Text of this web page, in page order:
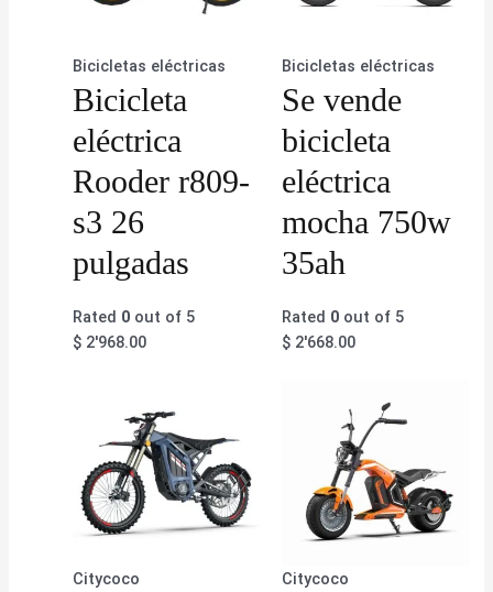
Bicicletas eléctricas
Bicicleta
eléctrica
Rooder r809-
s3 26
pulgadas
Rated 0 out of 5
$ 2'968.00
Bicicletas eléctricas
Se vende
bicicleta
eléctrica
mocha 750w
35ah
Rated 0out of 5
$2'668.00
Citycoco Citycoco